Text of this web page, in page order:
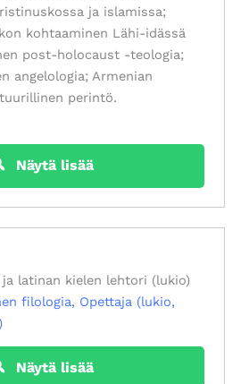
ja islamissa;
kohtaaminen Lähi-idässä
post-holocaust -teologia;
angelologia; Armenian
perintö.
Näytä lisää
latinan kielen lehtori (lukio)
filologia Opettaja (lukio,
Näytä lisää